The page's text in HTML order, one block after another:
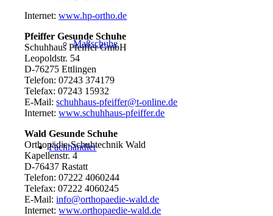
Maßschuhe
Fachhändler
Internet:www.hp-ortho.de
Pfeiffer Gesunde Schuhe
Schuhhaus Pfeiffer GmbH
Leopoldstr. 54
D-76275 Ettlingen
Telefon: 07243 374179
Telefax: 07243 15932
E-Mail:schuhhaus-pfeiffer@t-online.de
Internet:www.schuhhaus-pfeiffer.de
Wald Gesunde Schuhe
Orthopädie-Schuhtechnik Wald
Kapellenstr. 4
D-76437 Rastatt
Telefon: 07222 4060244
Telefax: 07222 4060245
E-Mail:info@orthopaedie-wald.de
Internet:www.orthopaedie-wald.de